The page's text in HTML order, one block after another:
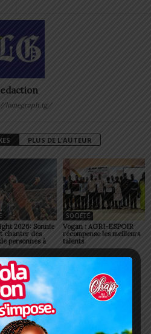
lomegraph.tg/
PLUS DE L'AUTEUR
2026: Sonnie
chanter des
personnes à
SOCIÉTÉ
Vogan : AGRI-ESPOIR
récompense les meilleurs
talents